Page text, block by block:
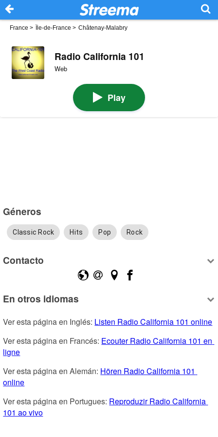
France > Île-de-France > Châtenay-Malabry
Radio California 101
Web
Play
Géneros
Classic Rock Hits Pop Rock
Contacto
En otros idiomas
Ver esta página en Inglés: Listen Radio California 101 online
Ver esta página en Francés: Ecouter Radio California 101 en
ligne
Ver esta página en Alemán: Hören Radio California 101
online
Ver esta página en Portugues: Reproduzir Radio California
101 ao vivo